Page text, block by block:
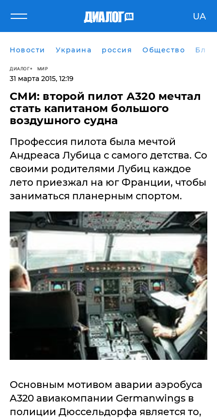
UA
Новости Украина россия Общество
ДИАЛОГ МИР
31 марта 2015, 12:19
СМИ: второй пилот А320 мечтал
стать капитаном большого
воздушного судна
Профессия пилота была мечтой
Андреаса Лубица с самого детства. Со
своими родителями Лубиц каждое
лето приезжал на юг Франции, чтобы
заниматься планерным спортом.
Основным мотивом аварии аэробуса
A320 авиакомпании Germanwings в
полиции Дюссельдорфа является то,